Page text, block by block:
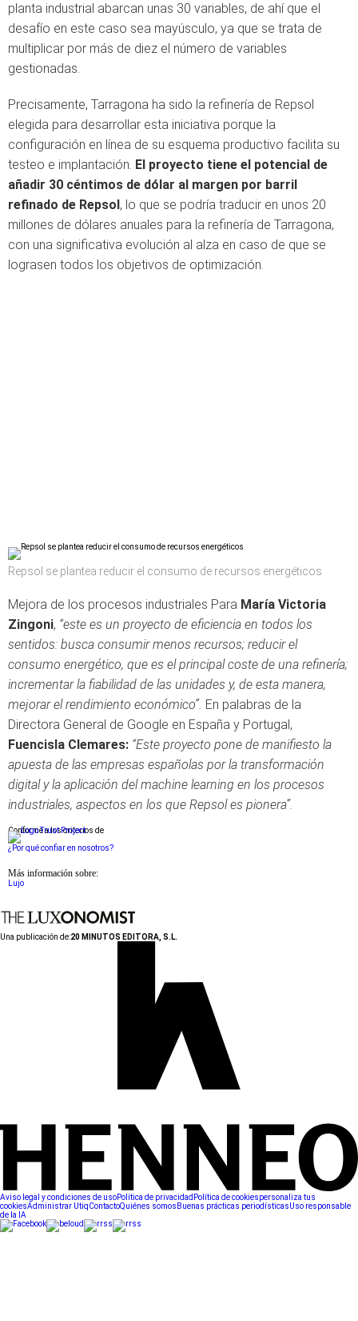
planta industrial abarcan unas 30 variables, de ahí que el
desafío en este caso sea mayúsculo, ya que se trata de
multiplicar por más de diez el número de variables
gestionadas.
Precisamente, Tarragona ha sido la refinería de Repsol
elegida para desarrollar esta iniciativa porque la
configuración en línea de su esquema productivo facilita su
testeo e implantación. El proyecto tiene el potencial de
añadir 30 céntimos de dólar al margen por barril
refinado de Repsol, lo que se podría traducir en unos 20
millones de dólares anuales para la refinería de Tarragona,
con una significativa evolución al alza en caso de que se
lograsen todos los objetivos de optimización.
Repsol se plantea reducir el consumo de recursos energéticos
Mejora de los procesos industriales Para María Victoria
Zingoni, “este es un proyecto de eficiencia en todos los
sentidos: busca consumir menos recursos; reducir el
consumo energético, que es el principal coste de una refinería;
incrementar la fiabilidad de las unidades y, de esta manera,
mejorar el rendimiento económico”. En palabras de la
Directora General de Google en España y Portugal,
Fuencisla Clemares: “Este proyecto pone de manifiesto la
apuesta de las empresas españolas por la transformación
digital y la aplicación del machine learning en los procesos
industriales, aspectos en los que Repsol es pionera”.
Conforme a los criterios de
¿Por qué confiar en nosotros?
Más información sobre:
Lujo
Una publicación de:20 MINUTOS EDITORA, S.L.
Aviso legal y condiciones de usoPolítica de privacidad Política de cookiespersonaliza tus
cookiesAdministrar UtiqContactoQuiénes somos Buenas prácticas periodísticasUso responsable
de la IA